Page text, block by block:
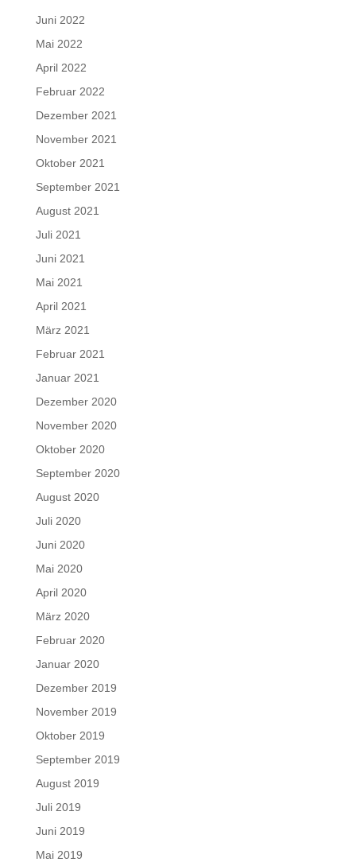
Juni 2022
Mai 2022
April 2022
Februar 2022
Dezember 2021
November 2021
Oktober 2021
September 2021
August 2021
Juli 2021
Juni 2021
Mai 2021
April 2021
März 2021
Februar 2021
Januar 2021
Dezember 2020
November 2020
Oktober 2020
September 2020
August 2020
Juli 2020
Juni 2020
Mai 2020
April 2020
März 2020
Februar 2020
Januar 2020
Dezember 2019
November 2019
Oktober 2019
September 2019
August 2019
Juli 2019
Juni 2019
Mai 2019